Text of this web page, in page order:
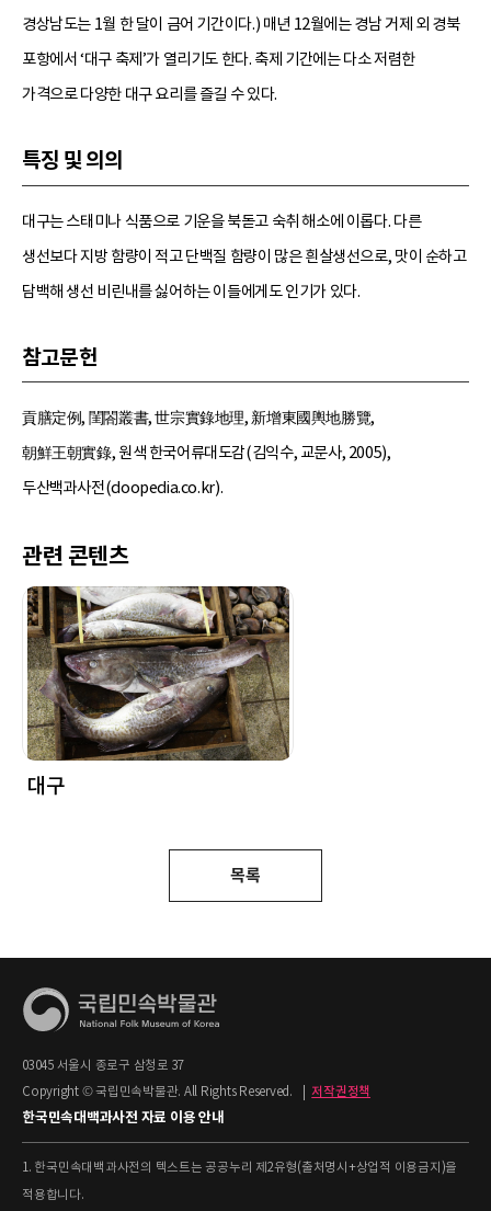
경상남도는 1월 한 달이 금어 기간이다.) 매년 12월에는 경남 거제 외 경북
포항에서 ‘대구 축제’가 열리기도 한다. 축제 기간에는 다소 저렴한
가격으로 다양한 대구 요리를 즐길 수 있다.
특징 및 의의
대구는 스태미나 식품으로 기운을 북돋고 숙취 해소에 이롭다. 다른
생선보다 지방 함량이 적고 단백질 함량이 많은 흰살생선으로, 맛이 순하고
담백해 생선 비린내를 싫어하는 이들에게도 인기가 있다.
참고문헌
貢膳定例, 閨閤叢書, 世宗實錄地理, 新增東國輿地勝覽,
朝鮮王朝實錄, 원색 한국어류대도감(김익수, 교문사, 2005),
두산백과사전(doopedia.co.kr).
관련 콘텐츠
대구
목록
03045 서울시 종로구 삼청로 37
Copyright © 국립민속박물관. All Rights Reserved.
저작권정책
한국민속대백과사전 자료 이용 안내
1. 한국민속대백과사전의 텍스트는 공공누리 제2유형(출처명시+상업적 이용금지)을
적용합니다.